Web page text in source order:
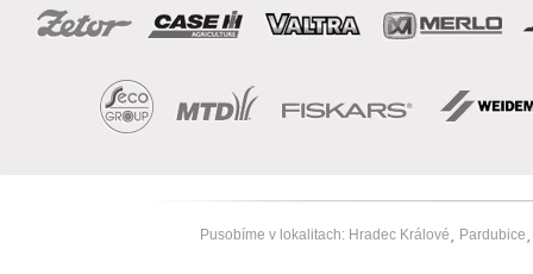
Pusobíme v lokalitach: Hradec Králové Pardubice